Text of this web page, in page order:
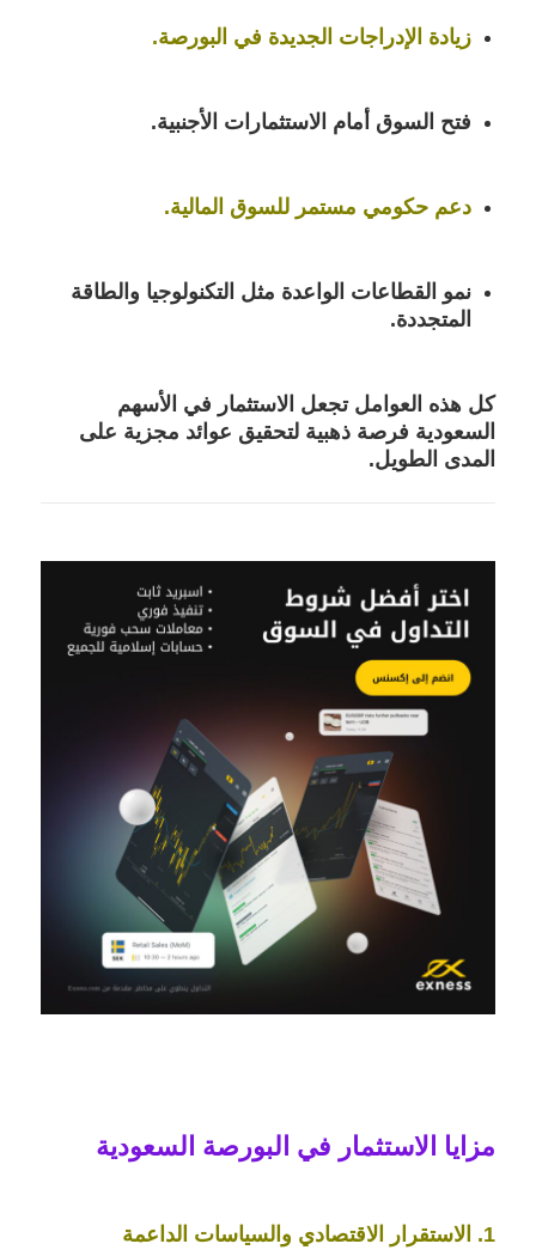
زيادة الإدراجات الجديدة في البورصة.
فتح السوق أمام الاستثمارات الأجنبية.
دعم حكومي مستمر للسوق المالية.
نمو القطاعات الواعدة مثل التكنولوجيا والطاقة
المتجددة.
كل هذه العوامل تجعل الاستثمار في الأسهم
السعودية فرصة ذهبية لتحقيق عوائد مجزية على
المدى الطويل.
مزايا الاستثمار في البورصة السعودية
1. الاستقرار الاقتصادي والسياسات الداعمة